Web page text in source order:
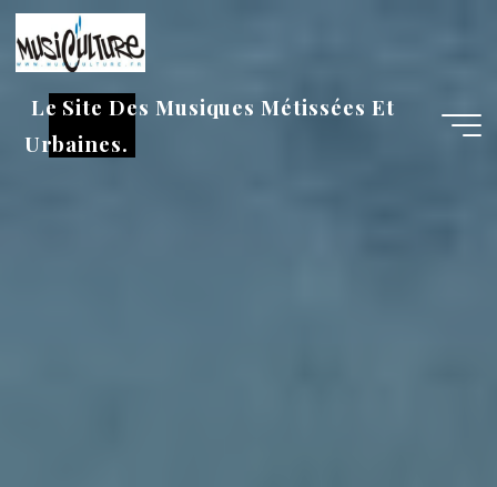
Aller
au
contenu
Le Site Des Musiques Métissées Et
Urbaines.